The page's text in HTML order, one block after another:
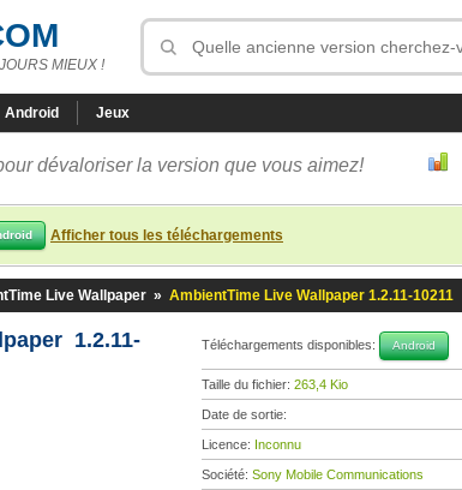
MIEUX !
Android Jeux
dévaloriser la version que vous aimez!
Afficher tous les téléchargements
Live Wallpaper » AmbientTime Live Wallpaper 1.2.11-10211
1.2.11-
Téléchargements disponibles: Android
Taille du fichier: 263,4 Kio
Date de sortie:
Licence: Inconnu
Société: Sony Mobile Communications